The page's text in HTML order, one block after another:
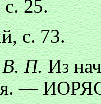
с. 25.
с. 73.
В. П.Из
—